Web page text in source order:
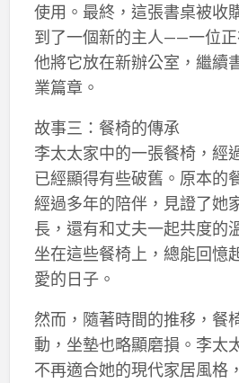
使用。最終，這張書桌被收
到了一個新的主人——一位正
他將它放在新辦公室，繼續
業篇章。
故事三：餐椅的傳承
李太太家中的一張餐椅，經
已經顯得有些破舊。原本的
經過多年的陪伴，見證了她
長，還有和丈夫一起共度的
坐在這些餐椅上，總能回憶
愛的日子。
然而，隨著時間的推移，餐
動，坐墊也略顯磨損。李太
不再適合她的現代家居風格